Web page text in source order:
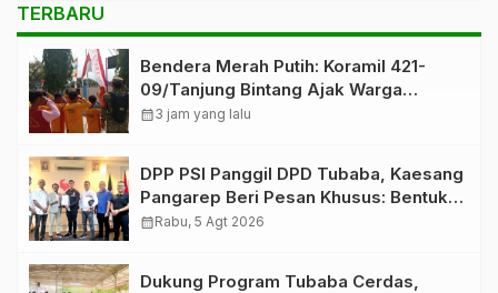
TERBARU
Bendera Merah Putih: Koramil 421-
09/Tanjung Bintang Ajak Warga
Kibarkan Bendera, Kobarkan
calendar_month3 jam yang lalu
DPP PSI Panggil DPD Tubaba, Kaesang
Pangarep Beri Pesan Khusus: Bentuk
Struktur Hingga TPS Demi
calendar_monthRabu, 5 Agt 2026
Dukung Program Tubaba Cerdas,